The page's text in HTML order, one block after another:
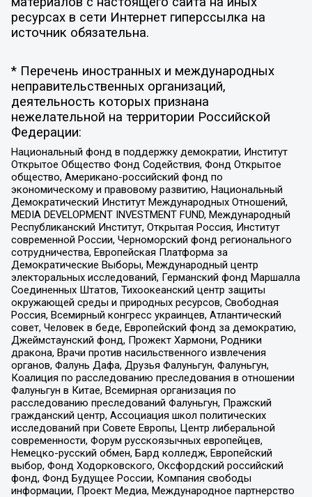
ресурсах в сети Интернет гиперссылка на
источник обязательна.
* Перечень иностранных и международных
неправительственных организаций,
деятельность которых признана
нежелательной на территории Российской
Федерации:
Национальный фонд в поддержку демократии, Институт
Открытое Общество Фонд Содействия, Фонд Открытое
общество, Американо-российский фонд по
экономическому и правовому развитию, Национальный
Демократический Институт Международных Отношений,
MEDIA DEVELOPMENT INVESTMENT FUND, Международный
Республиканский Институт, Открытая Россия, Институт
современной России, Черноморский фонд регионального
сотрудничества, Европейская Платформа за
Демократические Выборы, Международный центр
электоральных исследований, Германский фонд Маршалла
Соединенных Штатов, Тихоокеанский центр защиты
окружающей среды и природных ресурсов, Свободная
Россия, Всемирный конгресс украинцев, Атлантический
совет, Человек в беде, Европейский фонд за демократию,
Джеймстаунский фонд, Прожект Хармони, Родники
дракона, Врачи против насильственного извлечения
органов, Фалунь Дафа, Друзья Фалуньгун, Фалуньгун,
Коалиция по расследованию преследования в отношении
Фалуньгун в Китае, Всемирная организация по
расследованию преследований Фалуньгун, Пражский
гражданский центр, Ассоциация школ политических
исследований при Совете Европы, Центр либеральной
современности, Форум русскоязычных европейцев,
Немецко-русский обмен, Бард колледж, Европейский
выбор, Фонд Ходорковского, Оксфордский российский
фонд, Фонд Будущее России, Компания свободы
информации, Проект Медиа, Международное партнерство